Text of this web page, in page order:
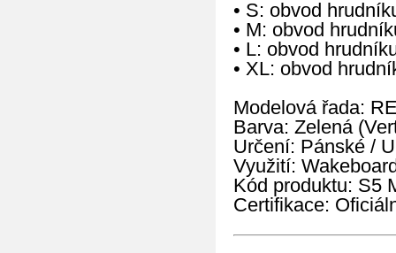
• S: obvod
• M: obvod
• L: obvod
• XL: obvod
Modelová řada:
Barva: Zelená
Určení: Pánské /
Využití:
Kód produktu: S5
Certifikace: